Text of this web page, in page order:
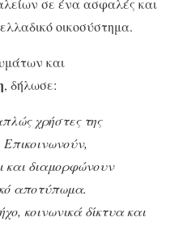
σε ένα ασφαλές και
οικοσύστημα.
και
, δήλωσε:
χρήστες της
Επικοινωνούν,
και διαμορφώνουν
αποτύπωμα.
κοινωνικά δίκτυα και